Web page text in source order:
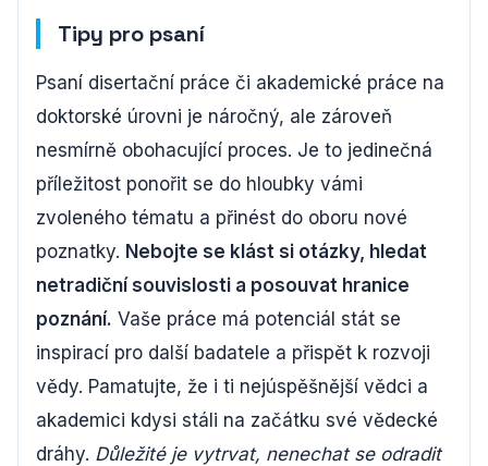
Tipy pro psaní
Psaní disertační práce či akademické práce na
doktorské úrovni je náročný, ale zároveň
nesmírně obohacující proces. Je to jedinečná
příležitost ponořit se do hloubky vámi
zvoleného tématu a přinést do oboru nové
poznatky. Nebojte se klást si otázky, hledat
netradiční souvislosti a posouvat hranice
poznání. Vaše práce má potenciál stát se
inspirací pro další badatele a přispět k rozvoji
vědy. Pamatujte, že i ti nejúspěšnější vědci a
akademici kdysi stáli na začátku své vědecké
dráhy. Důležité je vytrvat, nenechat se odradit